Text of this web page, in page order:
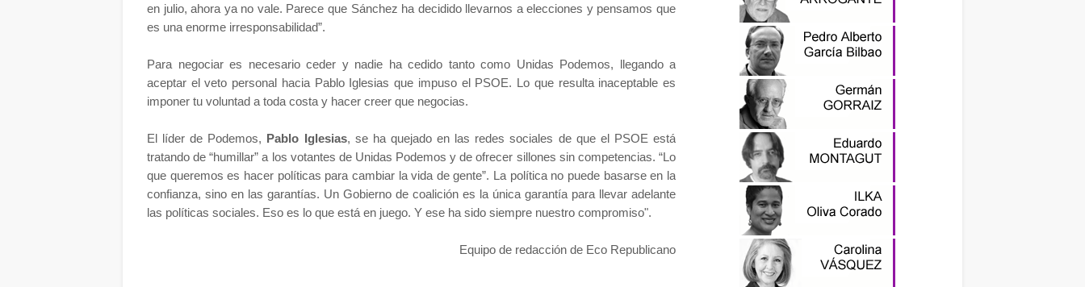
en julio, ahora ya no vale. Parece que Sánchez ha decidido llevarnos a elecciones y pensamos que
es una enorme irresponsabilidad”.
Para negociar es necesario ceder y nadie ha cedido tanto como Unidas Podemos, llegando a
aceptar el veto personal hacia Pablo Iglesias que impuso el PSOE. Lo que resulta inaceptable es
imponer tu voluntad a toda costa y hacer creer que negocias.
El líder de Podemos, Pablo Iglesias, se ha quejado en las redes sociales de que el PSOE está
tratando de “humillar” a los votantes de Unidas Podemos y de ofrecer sillones sin competencias. “Lo
que queremos es hacer políticas para cambiar la vida de gente”. La política no puede basarse en la
confianza, sino en las garantías. Un Gobierno de coalición es la única garantía para llevar adelante
las políticas sociales. Eso es lo que está en juego. Y ese ha sido siempre nuestro compromiso".
Equipo de redacción de Eco Republicano